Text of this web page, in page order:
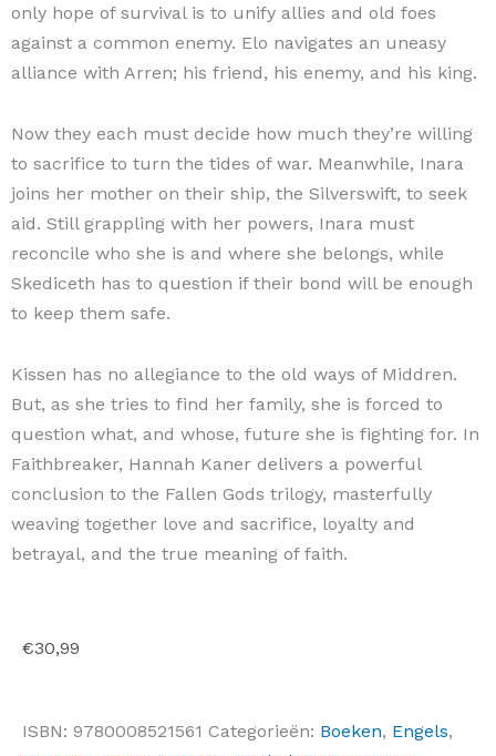
only hope of survival is to unify allies and old foes
against a common enemy. Elo navigates an uneasy
alliance with Arren; his friend, his enemy, and his king.
Now they each must decide how much they’re willing
to sacrifice to turn the tides of war. Meanwhile, Inara
joins her mother on their ship, the Silverswift, to seek
aid. Still grappling with her powers, Inara must
reconcile who she is and where she belongs, while
Skediceth has to question if their bond will be enough
to keep them safe.
Kissen has no allegiance to the old ways of Middren.
But, as she tries to find her family, she is forced to
question what, and whose, future she is fighting for. In
Faithbreaker, Hannah Kaner delivers a powerful
conclusion to the Fallen Gods trilogy, masterfully
weaving together love and sacrifice, loyalty and
betrayal, and the true meaning of faith.
€30,99
ISBN: 9780008521561 Categorieën: Boeken, Engels,